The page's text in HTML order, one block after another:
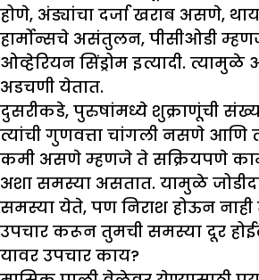
होणे, अंड्यांचा दर्जा खराब असणे,
हार्मोन्सचे असंतुलन, पीसीओडी
ओव्हेरियन सिंड्रोम इत्यादी.
अडचणी येतात.
दुसरीकडे, पुरुषांमध्ये शुक्राणूंची
त्यांची गुणवत्ता चांगली नसणे आणि
कमी असणे म्हणजे ते सक्रियपणे
अशा समस्या असतात. यामुळे
समस्या येते, पण निराश होऊन नाही
उपचार करून तुमची समस्या दूर
यावर उपचार काय?